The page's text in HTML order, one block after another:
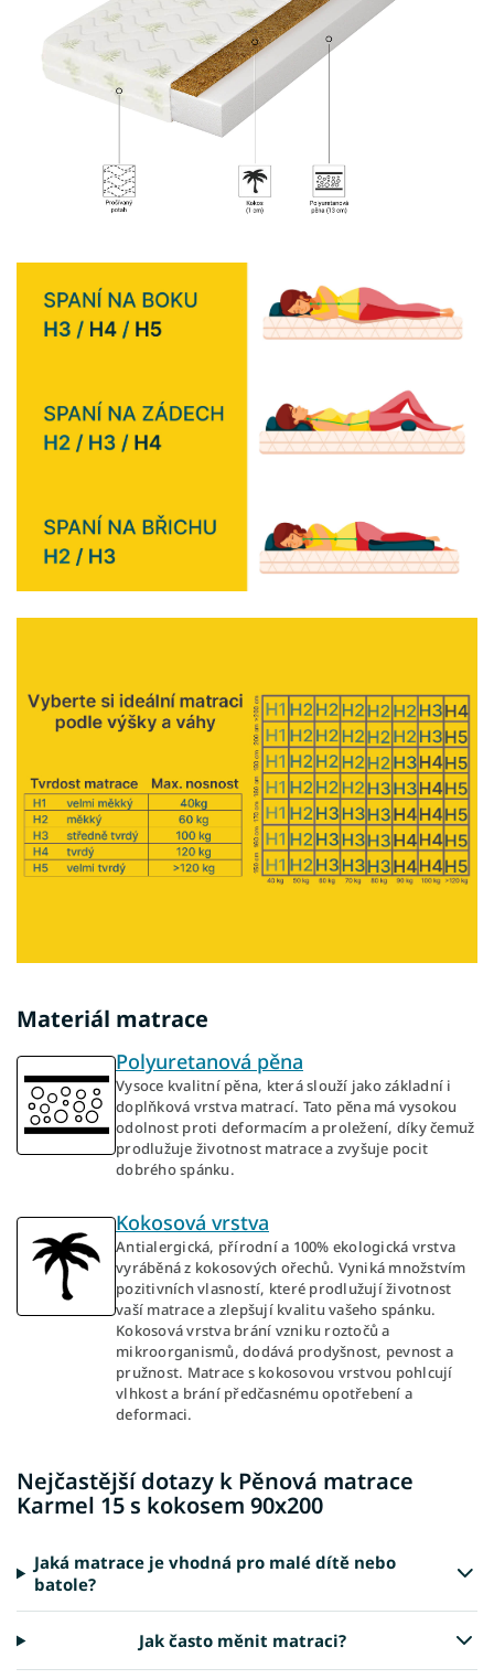
Materiál matrace
Polyuretanová pěna
Vysoce kvalitní pěna, která slouží jako základní i
doplňková vrstva matrací. Tato pěna má vysokou
odolnost proti deformacím a proležení, díky čemuž
prodlužuje životnost matrace a zvyšuje pocit
dobrého spánku.
Kokosová vrstva
Antialergická, přírodní a 100% ekologická vrstva
vyráběná z kokosových ořechů. Vyniká množstvím
pozitivních vlasností, které prodlužují životnost
vaší matrace a zlepšují kvalitu vašeho spánku.
Kokosová vrstva brání vzniku roztočů a
mikroorganismů, dodává prodyšnost, pevnost a
pružnost. Matrace s kokosovou vrstvou pohlcují
vlhkost a brání předčasnému opotřebení a
deformaci.
Nejčastější dotazy k Pěnová matrace
Karmel 15 s kokosem 90x200
Jaká matrace je vhodná pro malé dítě nebo
batole?
Jak často měnit matraci?